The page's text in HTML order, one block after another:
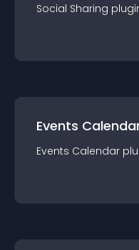
Social Sharing
Events
Events Calendar